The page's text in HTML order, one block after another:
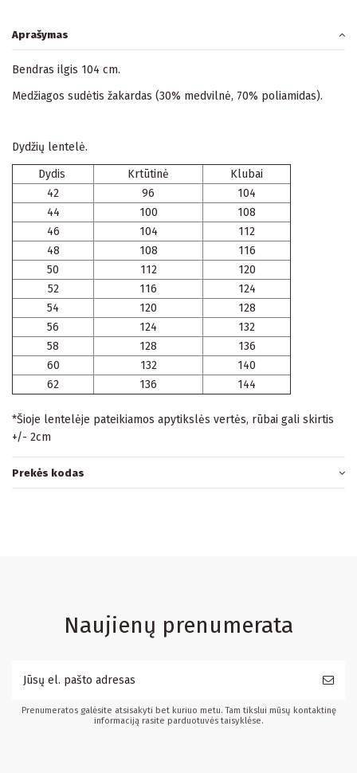
Aprašymas
Bendras ilgis 104 cm.
Medžiagos sudėtis žakardas (30% medvilnė, 70% poliamidas).
Dydžių lentelė.
Dydis Krtūtinė
Klubai
42
96
104
44
100
108
46
104
112
48
108
116
50
112
120
52
116
124
54
120
128
56
124
132
58
128
136
60
132
140
62
136 144
*Šioje lentelėje pateikiamos apytikslės vertės, rūbai gali skirtis
+/- 2cm
Prekės kodas
Naujienų prenumerata
Prenumeratos galėsite atsisakyti bet kuriuo metu. Tam tikslui mūsų kontaktinę
informaciją rasite parduotuvės taisyklėse.